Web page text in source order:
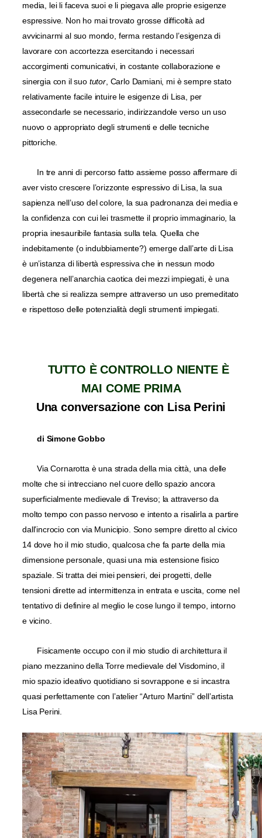
media, lei li faceva suoi e li piegava alle proprie esigenze
espressive. Non ho mai trovato grosse difficoltà ad
avvicinarmi al suo mondo, ferma restando l’esigenza di
lavorare con accortezza esercitando i necessari
accorgimenti comunicativi, in costante collaborazione e
sinergia con il suo tutor, Carlo Damiani, mi è sempre stato
relativamente facile intuire le esigenze di Lisa, per
assecondarle se necessario, indirizzandole verso un uso
nuovo o appropriato degli strumenti e delle tecniche
pittoriche.
In tre anni di percorso fatto assieme posso affermare di
aver visto crescere l’orizzonte espressivo di Lisa, la sua
sapienza nell’uso del colore, la sua padronanza dei media e
la confidenza con cui lei trasmette il proprio immaginario, la
propria inesauribile fantasia sulla tela. Quella che
indebitamente (o indubbiamente?) emerge dall’arte di Lisa
è un’istanza di libertà espressiva che in nessun modo
degenera nell’anarchia caotica dei mezzi impiegati, è una
libertà che si realizza sempre attraverso un uso premeditato
e rispettoso delle potenzialità degli strumenti impiegati.
TUTTO È CONTROLLO NIENTE È
MAI COME PRIMA
Una conversazione con Lisa Perini
di Simone Gobbo
Via Cornarotta è una strada della mia città, una delle
molte che si intrecciano nel cuore dello spazio ancora
superficialmente medievale di Treviso; la attraverso da
molto tempo con passo nervoso e intento a risalirla a partire
dall’incrocio con via Municipio. Sono sempre diretto al civico
14 dove ho il mio studio, qualcosa che fa parte della mia
dimensione personale, quasi una mia estensione fisico
spaziale. Si tratta dei miei pensieri, dei progetti, delle
tensioni dirette ad intermittenza in entrata e uscita, come nel
tentativo di definire al meglio le cose lungo il tempo, intorno
e vicino.
Fisicamente occupo con il mio studio di architettura il
piano mezzanino della Torre medievale del Visdomino, il
mio spazio ideativo quotidiano si sovrappone e si incastra
quasi perfettamente con l’atelier “Arturo Martini” dell’artista
Lisa Perini.